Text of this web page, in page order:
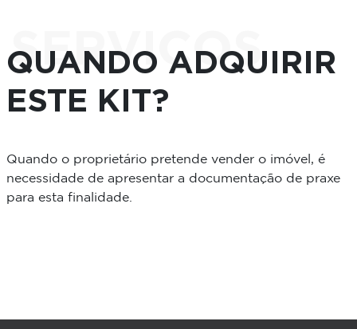
SERVIÇOS
QUANDO ADQUIRIR
ESTE KIT?
Quando o proprietário pretende vender o imóvel, é
necessidade de apresentar a documentação de praxe
para esta finalidade.